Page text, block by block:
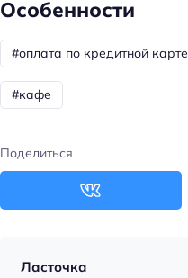
Особенности
#оплата по кредитной карте
#кафе
Поделиться
Ласточка